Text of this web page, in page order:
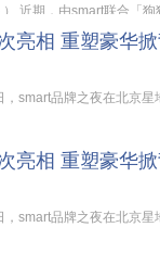
） 近期，由smart联合「狗
亮相 重塑豪华
，smart品牌之夜在北京星
亮相 重塑豪华
，smart品牌之夜在北京星